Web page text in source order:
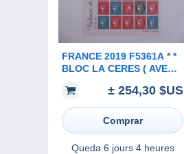
FRANCE 2019 F5361A * *
BLOC LA CERES ( AVEC
D ORIGINE ) TIRAGE 6000
EXEMPLAIRES
± 254,30 $US
Comprar
Queda 6 jours 4 heures